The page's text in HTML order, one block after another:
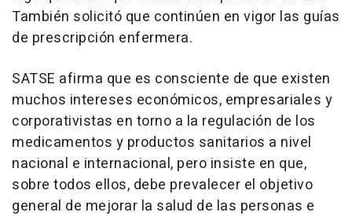
También solicitó que continúen en vigor las guías
de prescripción enfermera.
SATSE afirma que es consciente de que existen
muchos intereses económicos, empresariales y
corporativistas en torno a la regulación de los
medicamentos y productos sanitarios a nivel
nacional e internacional, pero insiste en que,
sobre todos ellos, debe prevalecer el objetivo
general de mejorar la salud de las personas e